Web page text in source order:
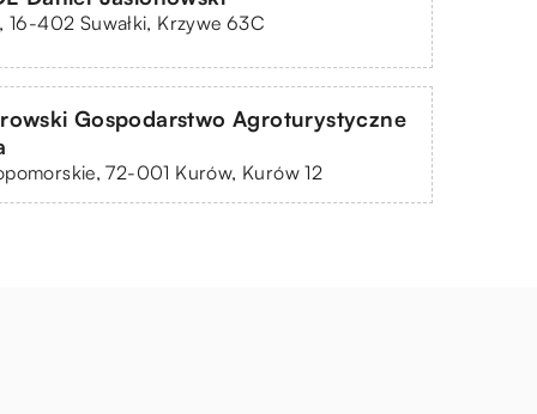
16-402 Suwałki, Krzywe 63C
Gospodarstwo Agroturystyczne
72-001 Kurów, Kurów 12